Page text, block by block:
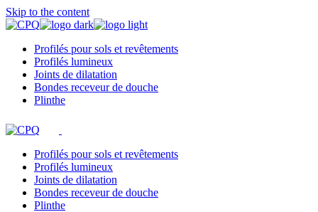
Skip to the content
Profilés pour sols et revêtements
Profilés lumineux
Joints de dilatation
Bondes receveur de douche
Plinthe
Profilés pour sols et revêtements
Profilés lumineux
Joints de dilatation
Bondes receveur de douche
Plinthe